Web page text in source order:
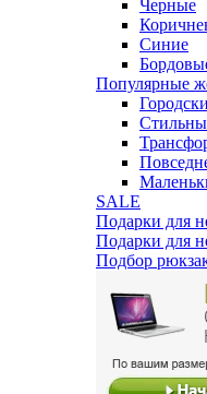
Черные
Синие
Популярные
SALE
Подарки для
Подарки для
Подбор